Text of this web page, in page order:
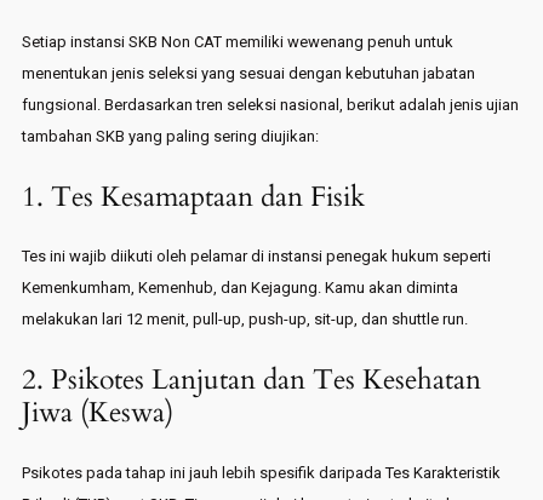
Setiap instansi SKB Non CAT memiliki wewenang penuh untuk
menentukan jenis seleksi yang sesuai dengan kebutuhan jabatan
fungsional. Berdasarkan tren seleksi nasional, berikut adalah jenis ujian
tambahan SKB yang paling sering diujikan:
1. Tes Kesamaptaan dan Fisik
Tes ini wajib diikuti oleh pelamar di instansi penegak hukum seperti
Kemenkumham, Kemenhub, dan Kejagung. Kamu akan diminta
melakukan lari 12 menit, pull-up, push-up, sit-up, dan shuttle run.
2. Psikotes Lanjutan dan Tes Kesehatan
Jiwa (Keswa)
Psikotes pada tahap ini jauh lebih spesifik daripada Tes Karakteristik